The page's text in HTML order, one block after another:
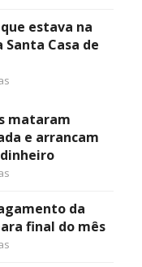
estava na
Casa de
mataram
e arrancam
da
final do mês